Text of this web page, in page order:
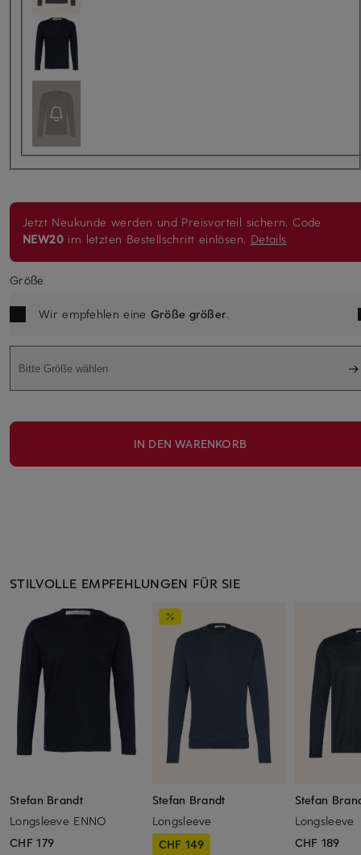
Jetzt Neukunde werden und Preisvorteil sichern. Code
NEW20 im letzten Bestellschritt einlösen. Details
Größe
Wir empfehlen eine Größe größer.
Bitte Größe wählen
IN DEN WARENKORB
STILVOLLE EMPFEHLUNGEN FÜR SIE
Stefan Brandt
Longsleeve ENNO
CHF 179
Stefan Brandt
Longsleeve
CHF 149
Stefan
Longsleeve
CHF 189